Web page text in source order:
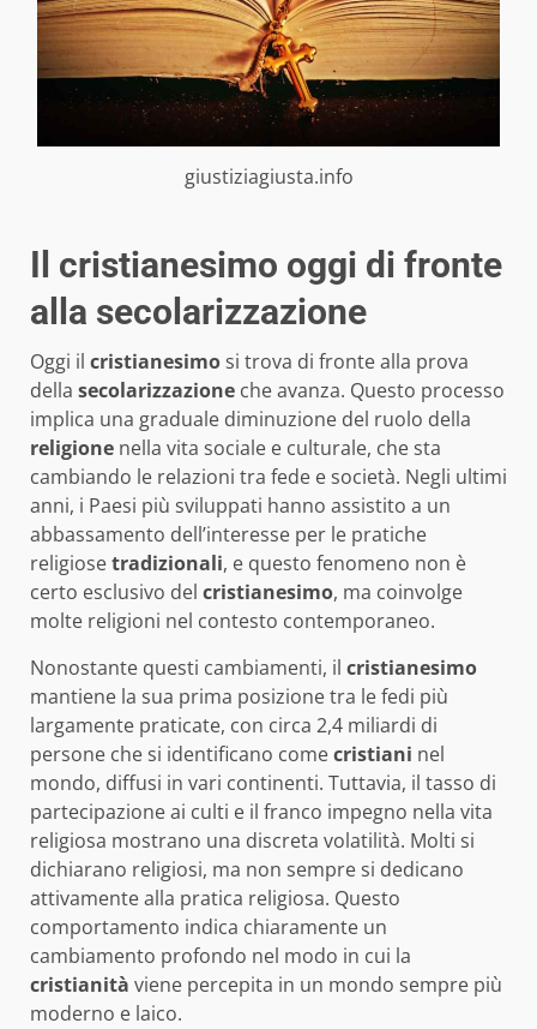
giustiziagiusta.info
Il cristianesimo oggi di fronte
alla secolarizzazione
Oggi il cristianesimosi trova di fronte alla prova
della secolarizzazione che avanza. Questo processo
implica una graduale diminuzione del ruolo della
religione nella vita sociale e culturale, che sta
cambiando le relazioni tra fede e società. Negli ultimi
anni, i Paesi più sviluppati hanno assistito a un
abbassamento dell’interesse per le pratiche
religiosetradizionali, e questo fenomeno non è
certo esclusivo del cristianesimo, ma coinvolge
molte religioni nel contesto contemporaneo.
Nonostante questi cambiamenti, il cristianesimo
mantiene la sua prima posizione tra le fedi più
largamente praticate, con circa 2,4 miliardi di
persone che si identificano comecristiani nel
mondo, diffusi in vari continenti. Tuttavia, il tasso di
partecipazione ai culti e il franco impegno nella vita
religiosa mostrano una discreta volatilità. Molti si
dichiarano religiosi, ma non sempre si dedicano
attivamente alla pratica religiosa. Questo
comportamento indica chiaramente un
cambiamento profondo nel modo in cui la
cristianità viene percepita in un mondo sempre più
moderno e laico.